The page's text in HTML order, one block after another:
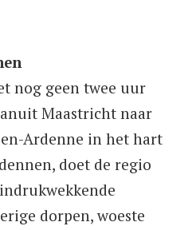
nog geen twee uur
Maastricht naar
Ardenne in het hart
doet de regio
dorpen, woeste